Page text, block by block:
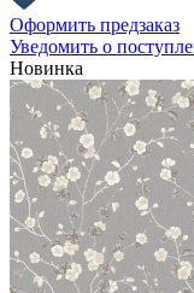
Оформить предзаказ
Уведомить о
Новинка